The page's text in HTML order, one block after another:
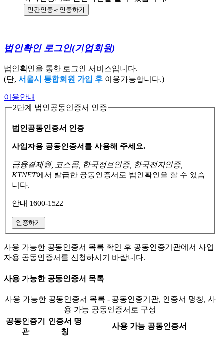
민간인증서 인증하기
법인확인 로그인(기업회원)
법인확인을 통한 로그인 서비스입니다.
(단, 서울시 통합회원 가입 후 이용가능합니다.)
이용안내
2단계 법인공동인증서 인증
법인공동인증서 인증
사업자용 공동인증서를 사용해 주세요.
금융결제원, 코스콤, 한국정보인증, 한국전자인증,
KTNET에서 발급한 공동인증서로 법인확인을 할 수 있습
니다.
안내 1600-1522
인증하기
사용 가능한 공동인증서 목록 확인 후 공동인증기관에서 사업
자용 공동인증서를 신청하시기 바랍니다.
사용 가능한 공동인증서 목록
사용 가능한 공동인증서 목록 - 공동인증기관, 인증서 명칭, 사
용 가능 공동인증서로 구성
공동인증기
관
인증서 명
칭
사용 가능 공동인증서